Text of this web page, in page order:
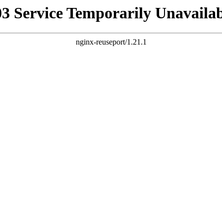
Service Temporarily
nginx-reuseport/1.21.1